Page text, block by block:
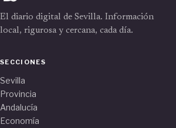
El diario digital de Sevilla. Información
local, rigurosa y cercana, cada día.
SECCIONES
Sevilla
Provincia
Andalucía
Economía